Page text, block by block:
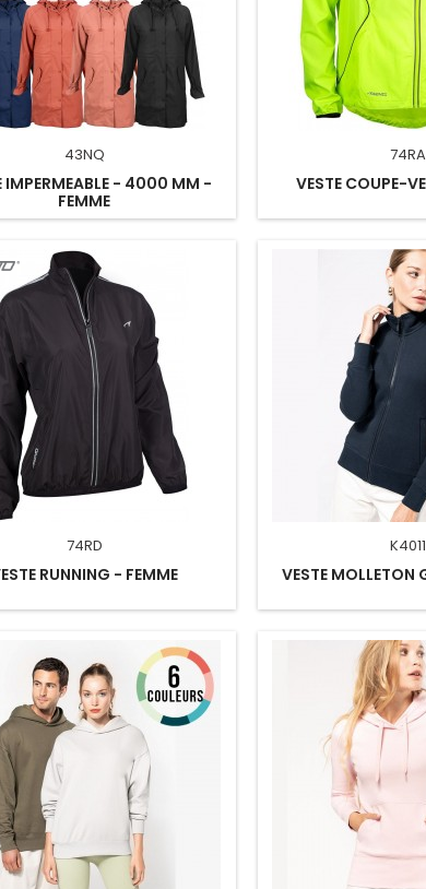
43NQ
IMPERMEABLE - 4000 MM -
FEMME
74RA
VESTE COUPE-
74RD
RUNNING - FEMME
K4011
VESTE MOLLETON